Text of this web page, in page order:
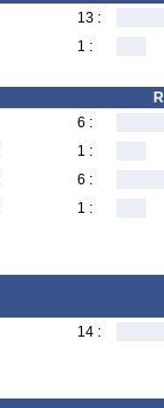
13 :
1 :
6 :
1 :
6 :
1 :
14 :